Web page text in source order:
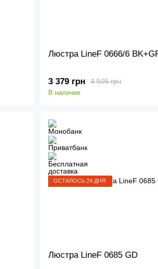
Люстра LineF 0666/6
4 505 грн
3 379 грн
В наличии
ОСТАЛОСЬ 24 ДНЯ
Люстра LineF 0685 GD